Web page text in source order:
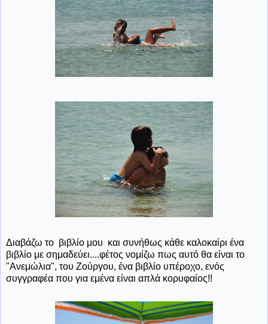
Διαβάζω το βιβλίο μου και συνήθως κάθε καλοκαίρι ένα
βιβλίο με σημαδεύει....φέτος νομίζω πως αυτό θα είναι το
"Ανεμώλια", του Ζούργου, ένα βιβλίο υπέροχο, ενός
συγγραφέα που για εμένα είναι απλά κορυφαίος!!